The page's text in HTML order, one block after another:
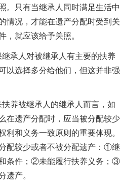
。只有当继承人同时满足生活中
情况，才能在遗产分配时受到关
，就应该给予关照。
继承人对被继承人有主要的扶养
以选择多分给他们，但这并非强
扶养被继承人的继承人而言，如
在遗产分配时，应当被分配较少
利和义务一致原则的重要体现。
配较少或者不被分配遗产：①继
条件；②未能履行扶养义务；③
遗产。